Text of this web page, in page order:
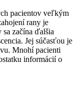
pacientov veľkým
rany je
začína ďalšia
Jej súčasťou je
Mnohí pacienti
informácií o